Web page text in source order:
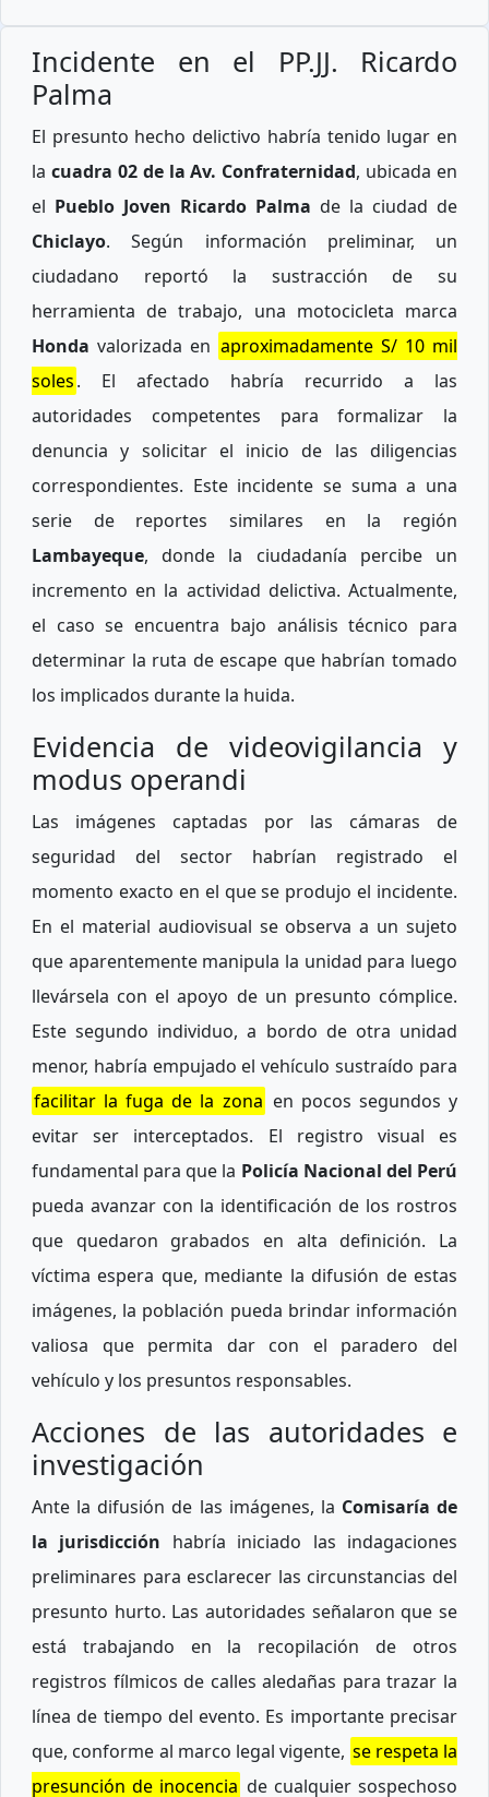
Incidente en el PP.JJ. Ricardo
Palma
El presunto hecho delictivo habría tenido lugar en
la cuadra 02 de la Av. Confraternidad, ubicada en
el Pueblo Joven Ricardo Palma de la ciudad de
Chiclayo. Según información preliminar, un
ciudadano reportó la sustracción de su
herramienta de trabajo, una motocicleta marca
Honda valorizada en aproximadamente S/ 10 mil
soles. El afectado habría recurrido a las
autoridades competentes para formalizar la
denuncia y solicitar el inicio de las diligencias
correspondientes. Este incidente se suma a una
serie de reportes similares en la región
Lambayeque, donde la ciudadanía percibe un
incremento en la actividad delictiva. Actualmente,
el caso se encuentra bajo análisis técnico para
determinar la ruta de escape que habrían tomado
los implicados durante la huida.
Evidencia de videovigilancia y
modus operandi
Las imágenes captadas por las cámaras de
seguridad del sector habrían registrado el
momento exacto en el que se produjo el incidente.
En el material audiovisual se observa a un sujeto
que aparentemente manipula la unidad para luego
llevársela con el apoyo de un presunto cómplice.
Este segundo individuo, a bordo de otra unidad
menor, habría empujado el vehículo sustraído para
facilitar la fuga de la zona en pocos segundos y
evitar ser interceptados. El registro visual es
fundamental para que la Policía Nacional del Perú
pueda avanzar con la identificación de los rostros
que quedaron grabados en alta definición. La
víctima espera que, mediante la difusión de estas
imágenes, la población pueda brindar información
valiosa que permita dar con el paradero del
vehículo y los presuntos responsables.
Acciones de las autoridades e
investigación
Ante la difusión de las imágenes, la Comisaría de
la jurisdicción habría iniciado las indagaciones
preliminares para esclarecer las circunstancias del
presunto hurto. Las autoridades señalaron que se
está trabajando en la recopilación de otros
registros fílmicos de calles aledañas para trazar la
línea de tiempo del evento. Es importante precisar
que, conforme al marco legal vigente, se respeta la
presunción de inocencia de cualquier sospechoso